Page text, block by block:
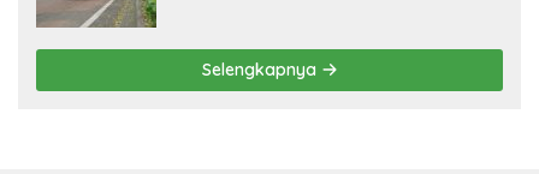
Selengkapnya